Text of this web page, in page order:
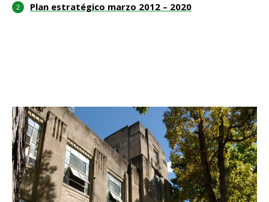
Plan estratégico marzo 2012 – 2020